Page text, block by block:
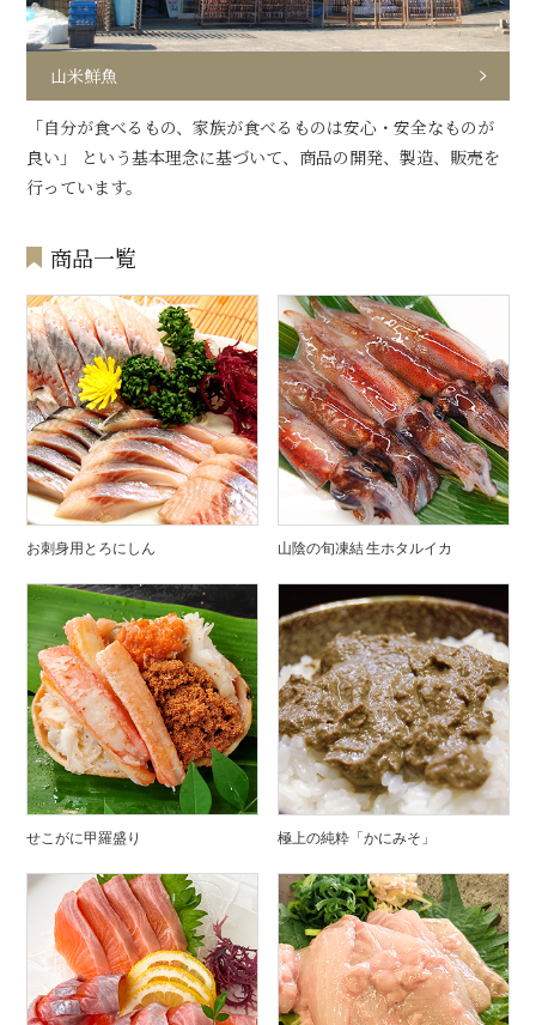
山米鮮魚
「自分が食べるもの、家族が食べるものは安心・安全なものが
良い」 という基本理念に基づいて、商品の開発、製造、販売を
行っています。
商品一覧
お刺身用とろにしん 山陰の旬凍結 生ホタルイカ
せこがに甲羅盛り 極上の純粋「かにみそ」